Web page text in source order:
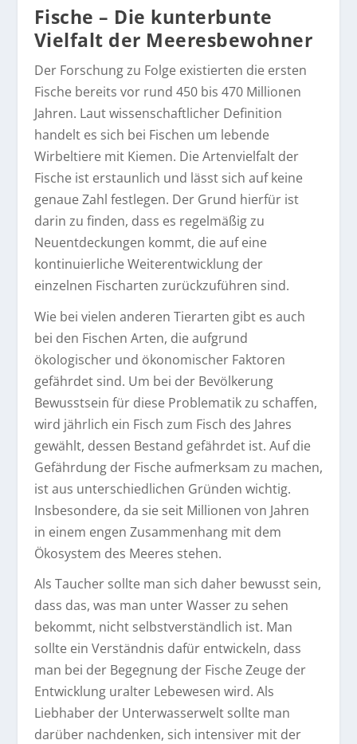
Fische – Die kunterbunte
Vielfalt der Meeresbewohner
Der Forschung zu Folge existierten die ersten
Fische bereits vor rund 450 bis 470 Millionen
Jahren. Laut wissenschaftlicher Definition
handelt es sich bei Fischen um lebende
Wirbeltiere mit Kiemen. Die Artenvielfalt der
Fische ist erstaunlich und lässt sich auf keine
genaue Zahl festlegen. Der Grund hierfür ist
darin zu finden, dass es regelmäßig zu
Neuentdeckungen kommt, die auf eine
kontinuierliche Weiterentwicklung der
einzelnen Fischarten zurückzuführen sind.
Wie bei vielen anderen Tierarten gibt es auch
bei den Fischen Arten, die aufgrund
ökologischer und ökonomischer Faktoren
gefährdet sind. Um bei der Bevölkerung
Bewusstsein für diese Problematik zu schaffen,
wird jährlich ein Fisch zum Fisch des Jahres
gewählt, dessen Bestand gefährdet ist. Auf die
Gefährdung der Fische aufmerksam zu machen,
ist aus unterschiedlichen Gründen wichtig.
Insbesondere, da sie seit Millionen von Jahren
in einem engen Zusammenhang mit dem
Ökosystem des Meeres stehen.
Als Taucher sollte man sich daher bewusst sein,
dass das, was man unter Wasser zu sehen
bekommt, nicht selbstverständlich ist. Man
sollte ein Verständnis dafür entwickeln, dass
man bei der Begegnung der Fische Zeuge der
Entwicklung uralter Lebewesen wird. Als
Liebhaber der Unterwasserwelt sollte man
darüber nachdenken, sich intensiver mit der